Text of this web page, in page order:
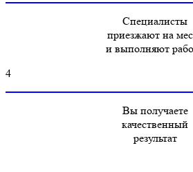
Специалисты
приезжают на
и выполняют
4
Вы получаете
качественный
результат